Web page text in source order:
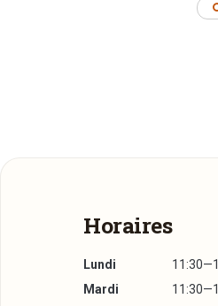
Horaires
Lundi
Mardi